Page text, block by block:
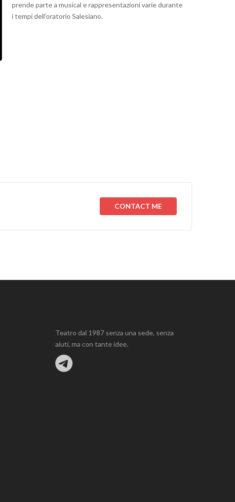
prende parte a musical e rappresentazioni varie durante
i tempi dell’oratorio Salesiano.
CONTACT ME
Teatro dal 1987 senza una sede, senza
aiuti, ma con tante idee.